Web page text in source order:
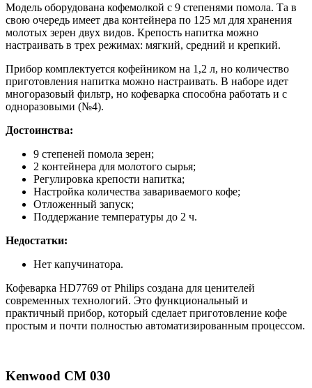
Модель оборудована кофемолкой с 9 степенями помола. Та в
свою очередь имеет два контейнера по 125 мл для хранения
молотых зерен двух видов. Крепость напитка можно
настраивать в трех режимах: мягкий, средний и крепкий.
Прибор комплектуется кофейником на 1,2 л, но количество
приготовления напитка можно настраивать. В наборе идет
многоразовый фильтр, но кофеварка способна работать и с
одноразовыми (№4).
Достоинства:
9 степеней помола зерен;
2 контейнера для молотого сырья;
Регулировка крепости напитка;
Настройка количества завариваемого кофе;
Отложенный запуск;
Поддержание температуры до 2 ч.
Недостатки:
Нет капучинатора.
Кофеварка HD7769 от Philips создана для ценителей
современных технологий. Это функциональный и
практичный прибор, который сделает приготовление кофе
простым и почти полностью автоматизированным процессом.
Kenwood CM 030